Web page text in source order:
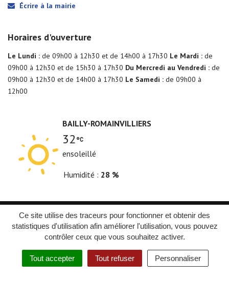
Ce site utilise des traceurs pour fonctionner et obtenir des
statistiques d'utilisation afin améliorer l'utilisation, vous pouvez
contrôler ceux que vous souhaitez activer.
Tout accepter Tout refuser Personnaliser
Écrire à la mairie
Horaires d'ouverture
Le Lundi : de 09h00 à 12h30 et de 14h00 à 17h30 Le Mardi : de
09h00 à 12h30 et de 15h30 à 17h30 Du Mercredi au Vendredi : de
09h00 à 12h30 et de 14h00 à 17h30 Le Samedi : de 09h00 à
12h00
BAILLY-ROMAINVILLIERS
32
ensoleillé
Humidité 28 %
Plan du site Mentions Légales
Crédits
Confidentialités
Accessibilité : Partiellement conforme